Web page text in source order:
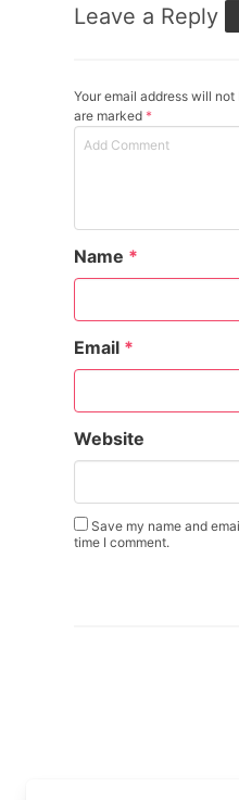
Leave a Reply
Your email address will
are marked *
Name *
Email *
Website
Save my name and
time I comment.